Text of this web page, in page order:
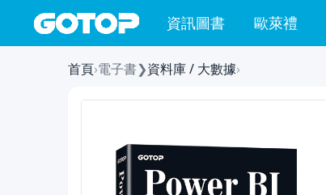
資訊圖書 歐萊禮
首頁›電子書❯資料庫 / 大數據›